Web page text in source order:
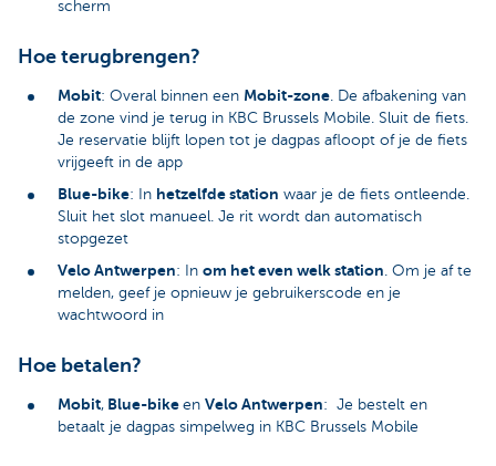
scherm
Hoe terugbrengen?
Mobit: Overal binnen een Mobit-zone . De afbakening van
de zone vind je terug in KBC Brussels Mobile. Sluit de fiets.
Je reservatie blijft lopen tot je dagpas afloopt of je de fiets
vrijgeeft in de app
Blue-bike: In hetzelfde station waar je de fiets ontleende.
Sluit het slot manueel. Je rit wordt dan automatisch
stopgezet
Velo Antwerpen: In om het even welk station . Om je af te
melden, geef je opnieuw je gebruikerscode en je
wachtwoord in
Hoe betalen?
Mobit, Blue-bike en Velo Antwerpen: Je bestelt en
betaalt je dagpas simpelweg in KBC Brussels Mobile